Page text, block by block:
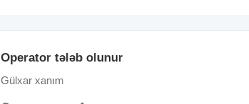
Operator tələb olunur
Gülxar xanım